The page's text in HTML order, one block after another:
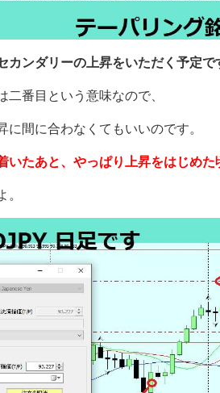
カンダリーの上昇をいただく予定で
二番目という意味なので、
に間に合わなくてもいいのです。
いたあと、やっぱり上昇をはじめた
。